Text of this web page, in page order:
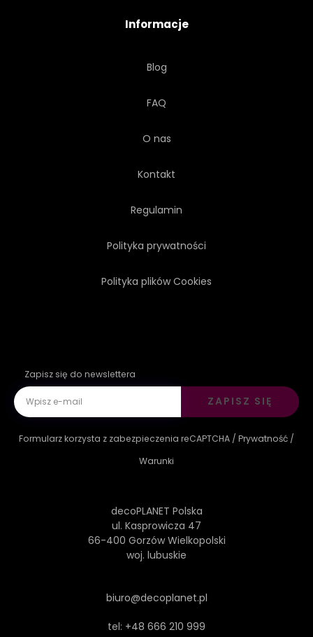
Informacje
Blog
FAQ
O nas
Kontakt
Regulamin
Polityka prywatności
Polityka plików Cookies
Zapisz się do newslettera
ZAPISZ SIĘ
Formularz korzysta z zabezpieczenia reCAPTCHA / Prywatność /
Warunki
decoPLANET Polska
ul. Kasprowicza 47
66-400 Gorzów Wielkopolski
woj. lubuskie
biuro@decoplanet.pl
tel: +48 666 210 999